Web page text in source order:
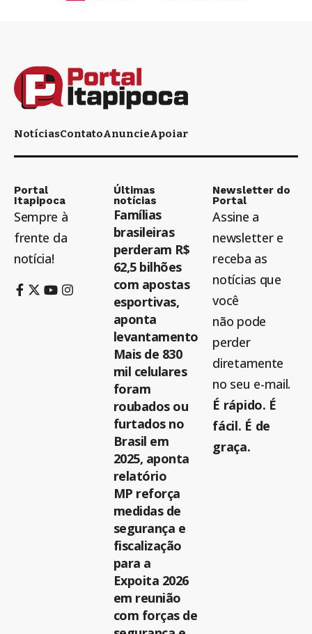
NotíciasContatoAnuncieApoiar
Portal
Itapipoca
Sempre à
frente da
notícia!
Últimas
notícias
Famílias
brasileiras
perderam R$
62,5 bilhões
com apostas
esportivas,
aponta
levantamento
Mais de 830
mil celulares
foram
roubados ou
furtados no
Brasil em
2025, aponta
relatório
MP reforça
medidas de
segurança e
fiscalização
para a
Expoita 2026
em reunião
com forças de
Newsletter do
Portal
Assine a
newsletter e
receba as
notícias que
você
não pode
perder
diretamente
no seu e-mail.
É rápido. É
fácil. É de
graça.